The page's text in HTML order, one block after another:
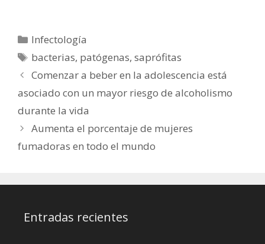
Categorías
Infectología
Etiquetas
bacterias, patógenas,saprófitas
Comenzar a beber en la adolescencia está
asociado con un mayor riesgo de alcoholismo
durante la vida
Aumenta el porcentaje de mujeres
fumadoras en todo el mundo
Entradas recientes